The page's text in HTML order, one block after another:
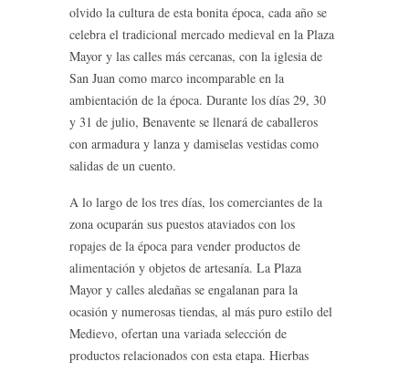
olvido la cultura de esta bonita época, cada año se
celebra el tradicional mercado medieval en la Plaza
Mayor y las calles más cercanas, con la iglesia de
San Juan como marco incomparable en la
ambientación de la época. Durante los días 29, 30
y 31 de julio, Benavente se llenará de caballeros
con armadura y lanza y damiselas vestidas como
salidas de un cuento.
A lo largo de los tres días, los comerciantes de la
zona ocuparán sus puestos ataviados con los
ropajes de la época para vender productos de
alimentación y objetos de artesanía. La Plaza
Mayor y calles aledañas se engalanan para la
ocasión y numerosas tiendas, al más puro estilo del
Medievo, ofertan una variada selección de
productos relacionados con esta etapa. Hierbas